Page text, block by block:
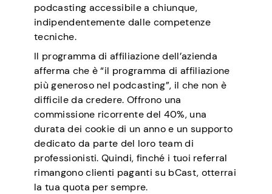
podcasting accessibile a chiunque,
indipendentemente dalle competenze
tecniche.
Il programma di affiliazione dell’azienda
afferma che è “il programma di affiliazione
più generoso nel podcasting”, il che non è
difficile da credere. Offrono una
commissione ricorrente del 40%, una
durata dei cookie di un anno e un supporto
dedicato da parte del loro team di
professionisti. Quindi, finché i tuoi referral
rimangono clienti paganti su bCast, otterrai
la tua quota per sempre.